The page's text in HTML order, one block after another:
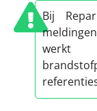
Bij
werkt